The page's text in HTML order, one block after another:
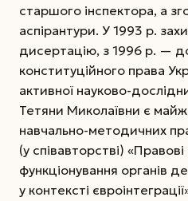
старшого інспектора, а
аспірантури. У 1993 р.
дисертацію, з 1996 р. —
конституційного права
активної науково-
Тетяни Миколаївни є
навчально-методичних
(у співавторстві)
функціо­нування органів
у контексті